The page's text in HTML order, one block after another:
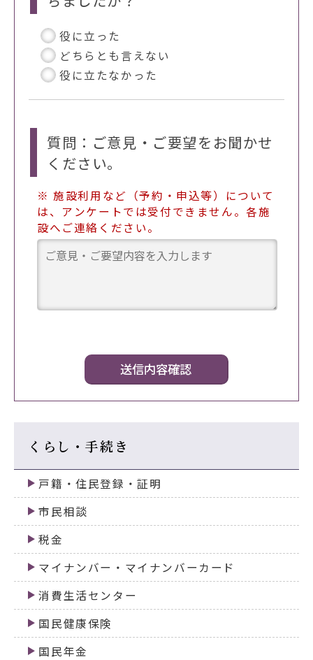
役に立った
どちらとも言えない
役に立たなかった
質問：ご意見・ご要望をお聞かせ
ください。
※ 施設利用など（予約・申込等）について
は、アンケートでは受付できません。各施
設へご連絡ください。
くらし・手続き
戸籍・住民登録・証明
市民相談
税金
マイナンバー・マイナンバーカード
消費生活センター
国民健康保険
国民年金